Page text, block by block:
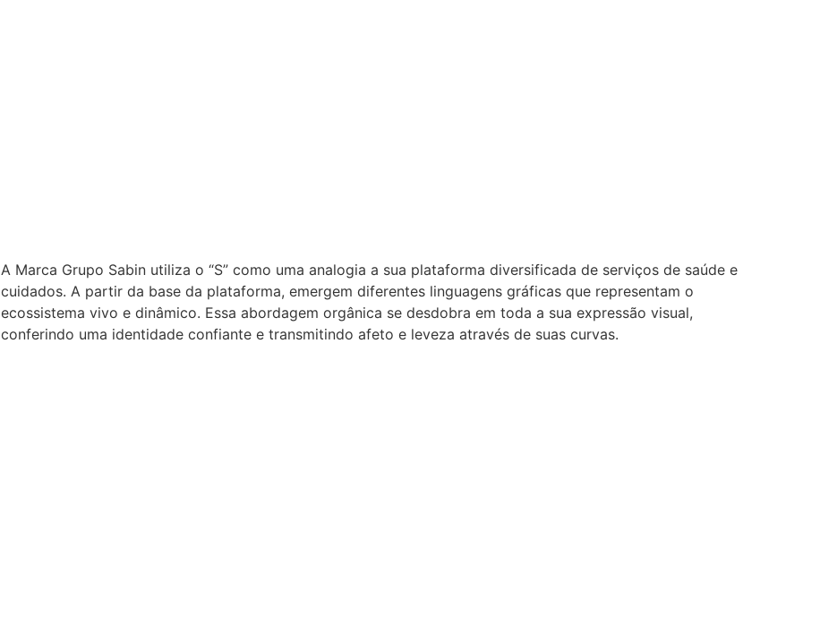
A Marca Grupo Sabin utiliza o “S” como uma analogia a sua plataforma diversificada de serviços de saúde e
cuidados. A partir da base da plataforma, emergem diferentes linguagens gráficas que representam o
ecossistema vivo e dinâmico. Essa abordagem orgânica se desdobra em toda a sua expressão visual,
conferindo uma identidade confiante e transmitindo afeto e leveza através de suas curvas.